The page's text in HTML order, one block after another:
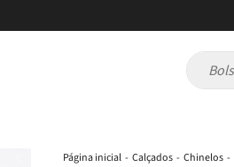
Calçados Chinelos